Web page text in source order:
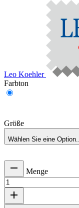
Leo Koehler
Farbton
Größe
Wählen Sie eine Option...
Menge